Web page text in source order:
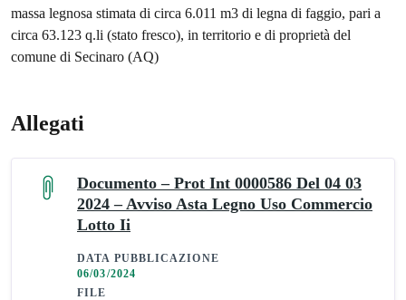
massa legnosa stimata di circa 6.011 m3 di legna di faggio, pari a
circa 63.123 q.li (stato fresco), in territorio e di proprietà del
comune di Secinaro (AQ)
Allegati
Documento – Prot Int 0000586 Del 04 03
2024 – Avviso Asta Legno Uso Commercio
Lotto Ii
DATA PUBBLICAZIONE
06/03/2024
FILE